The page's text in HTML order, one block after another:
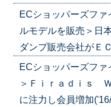
ECショッパーズフ
ルモデルを販売＞日
ダンプ販売会社がＥ
ECショッパーズフ
＞Ｆｉｒａｄｉｓ
に注力し会員増加